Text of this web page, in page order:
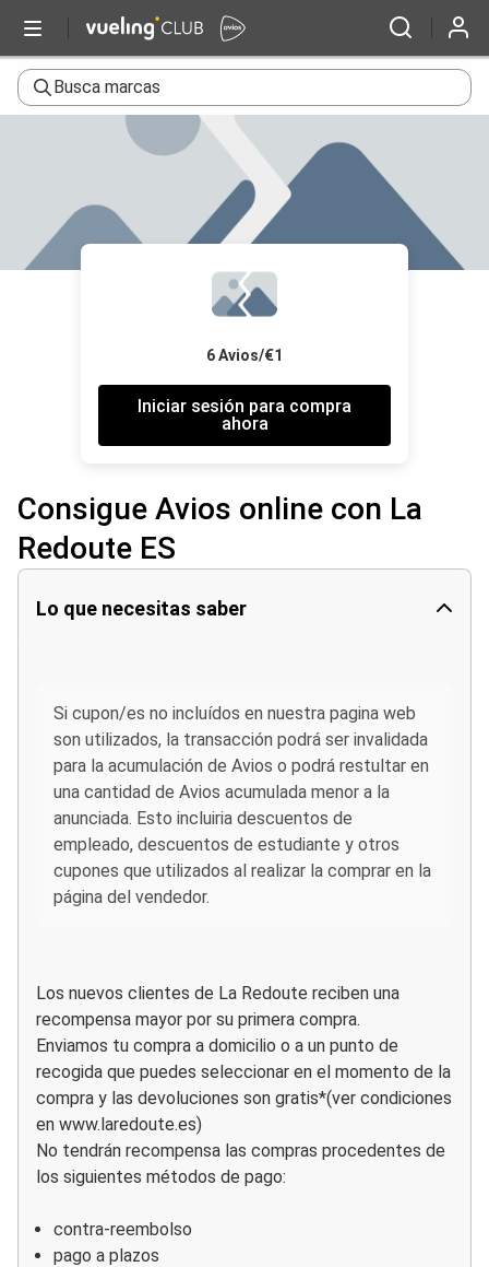
Busca marcas
6 Avios/€1
Iniciar sesión para compra
ahora
Consigue Avios online con La
Redoute ES
Lo que necesitas saber
Si cupon/es no incluídos en nuestra pagina web
son utilizados, la transacción podrá ser invalidada
para la acumulación de Avios o podrá restultar en
una cantidad de Avios acumulada menor a la
anunciada. Esto incluiria descuentos de
empleado, descuentos de estudiante y otros
cupones que utilizados al realizar la comprar en la
página del vendedor.
Los nuevos clientes de La Redoute reciben una
recompensa mayor por su primera compra.
Enviamos tu compra a domicilio o a un punto de
recogida que puedes seleccionar en el momento de la
compra y las devoluciones son gratis*(ver condiciones
en www.laredoute.es)
No tendrán recompensa las compras procedentes de
los siguientes métodos de pago:
contra-reembolso
pago a plazos